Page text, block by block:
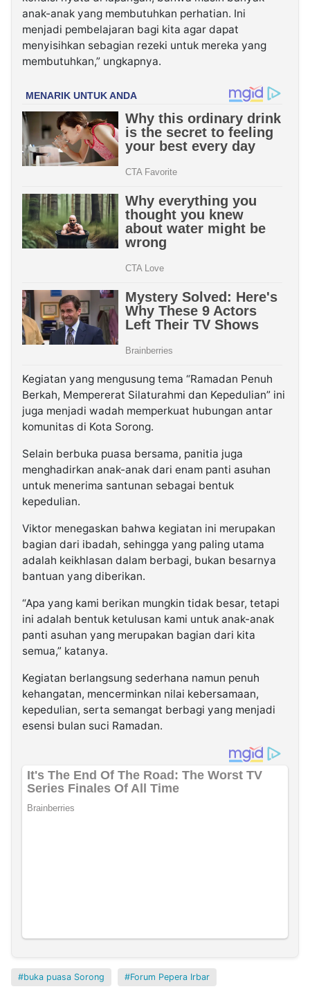
anak-anak yang membutuhkan perhatian. Ini
menjadi pembelajaran bagi kita agar dapat
menyisihkan sebagian rezeki untuk mereka yang
membutuhkan,” ungkapnya.
Kegiatan yang mengusung tema “Ramadan Penuh
Berkah, Mempererat Silaturahmi dan Kepedulian” ini
juga menjadi wadah memperkuat hubungan antar
komunitas di Kota Sorong.
Selain berbuka puasa bersama, panitia juga
menghadirkan anak-anak dari enam panti asuhan
untuk menerima santunan sebagai bentuk
kepedulian.
Viktor menegaskan bahwa kegiatan ini merupakan
bagian dari ibadah, sehingga yang paling utama
adalah keikhlasan dalam berbagi, bukan besarnya
bantuan yang diberikan.
“Apa yang kami berikan mungkin tidak besar, tetapi
ini adalah bentuk ketulusan kami untuk anak-anak
panti asuhan yang merupakan bagian dari kita
semua,” katanya.
Kegiatan berlangsung sederhana namun penuh
kehangatan, mencerminkan nilai kebersamaan,
kepedulian, serta semangat berbagi yang menjadi
esensi bulan suci Ramadan.
buka puasa Sorong Forum Pepera Irbar